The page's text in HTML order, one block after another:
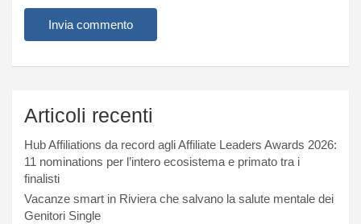
Articoli recenti
Hub Affiliations da record agli Affiliate Leaders Awards 2026:
11 nominations per l’intero ecosistema e primato tra i
finalisti
Vacanze smart in Riviera che salvano la salute mentale dei
Genitori Single